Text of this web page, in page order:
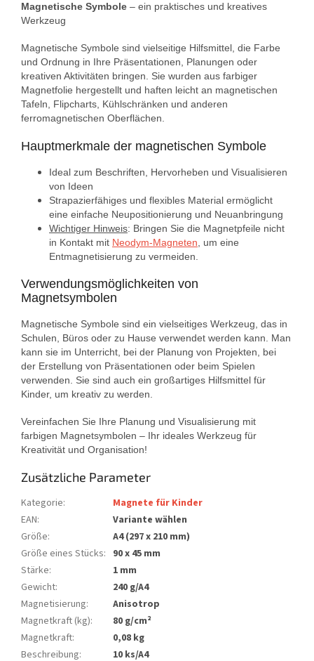
Magnetische Symbole – ein praktisches und kreatives
Werkzeug
Magnetische Symbole sind vielseitige Hilfsmittel, die Farbe
und Ordnung in Ihre Präsentationen, Planungen oder
kreativen Aktivitäten bringen. Sie wurden aus farbiger
Magnetfolie hergestellt und haften leicht an magnetischen
Tafeln, Flipcharts, Kühlschränken und anderen
ferromagnetischen Oberflächen.
Hauptmerkmale der magnetischen Symbole
Ideal zum Beschriften, Hervorheben und Visualisieren
von Ideen
Strapazierfähiges und flexibles Material ermöglicht
eine einfache Neupositionierung und Neuanbringung
Wichtiger Hinweis: Bringen Sie die Magnetpfeile nicht
in Kontakt mit Neodym-Magneten , um eine
Entmagnetisierung zu vermeiden.
Verwendungsmöglichkeiten von
Magnetsymbolen
Magnetische Symbole sind ein vielseitiges Werkzeug, das in
Schulen, Büros oder zu Hause verwendet werden kann. Man
kann sie im Unterricht, bei der Planung von Projekten, bei
der Erstellung von Präsentationen oder beim Spielen
verwenden. Sie sind auch ein großartiges Hilfsmittel für
Kinder, um kreativ zu werden.
Vereinfachen Sie Ihre Planung und Visualisierung mit
farbigen Magnetsymbolen – Ihr ideales Werkzeug für
Kreativität und Organisation!
Zusätzliche Parameter
Kategorie:
Magnete für Kinder
EAN:
Variante wählen
Größe:
A4 (297 x 210 mm)
Größe eines Stücks: 90 x 45 mm
Stärke:
1 mm
Gewicht:
240 g/A4
Magnetisierung:
Anisotrop
Magnetkraft (kg):
80 g/cm²
Magnetkraft:
0,08 kg
Beschreibung: 10 ks/A4